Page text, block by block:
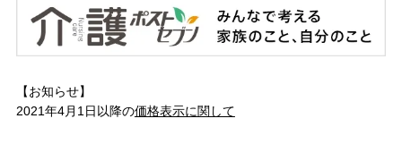
【お知らせ】
2021年4月1日以降の価格表示に関して